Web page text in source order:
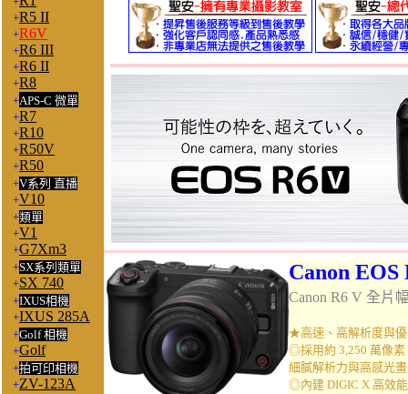
+R5 II
+R6V
+R6 III
+R6 II
+R8
+APS-C 微單
+R7
+R10
+R50V
+R50
+V系列 直播
+V10
+類單
+V1
+G7Xm3
+SX系列類單
+SX 740
+IXUS相機
+IXUS 285A
+Golf 相機
+Golf
+拍可印相機
+ZV-123A
Canon EOS
Canon R6 V 全片
★高速、高解析度與
◎採用約 3,250 萬像素
細膩解析力與高感光
◎內建 DIGIC X 高效